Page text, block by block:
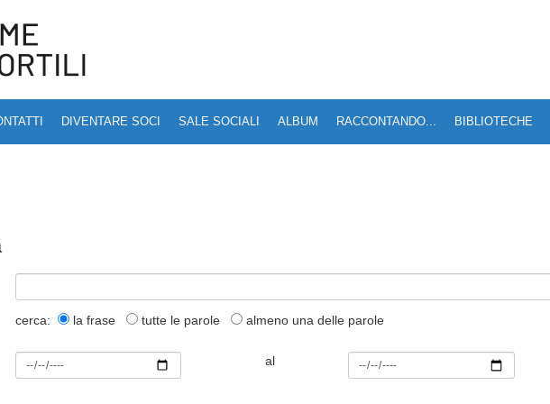
DIVENTARE SOCI SALE SOCIALI ALBUM RACCONTANDO... BIBLIOTECHE
cerca: la frase tutte le parole almeno una delle parole
al